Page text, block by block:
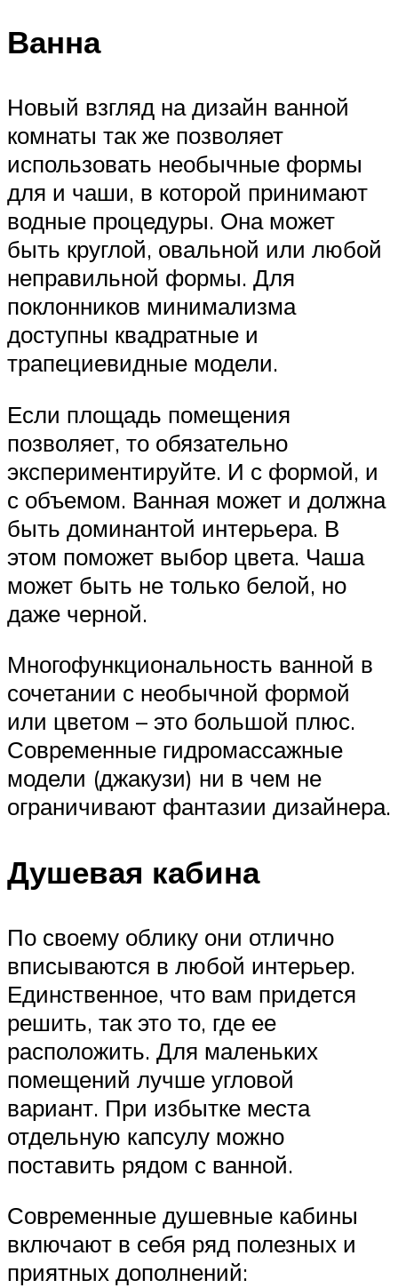
Ванна
Новый взгляд на дизайн ванной
комнаты так же позволяет
использовать необычные формы
для и чаши, в которой принимают
водные процедуры. Она может
быть круглой, овальной или любой
неправильной формы. Для
поклонников минимализма
доступны квадратные и
трапециевидные модели.
Если площадь помещения
позволяет, то обязательно
экспериментируйте. И с формой, и
с объемом. Ванная может и должна
быть доминантой интерьера. В
этом поможет выбор цвета. Чаша
может быть не только белой, но
даже черной.
Многофункциональность ванной в
сочетании с необычной формой
или цветом – это большой плюс.
Современные гидромассажные
модели (джакузи) ни в чем не
ограничивают фантазии дизайнера.
Душевая кабина
По своему облику они отлично
вписываются в любой интерьер.
Единственное, что вам придется
решить, так это то, где ее
расположить. Для маленьких
помещений лучше угловой
вариант. При избытке места
отдельную капсулу можно
поставить рядом с ванной.
Современные душевные кабины
включают в себя ряд полезных и
приятных дополнений: